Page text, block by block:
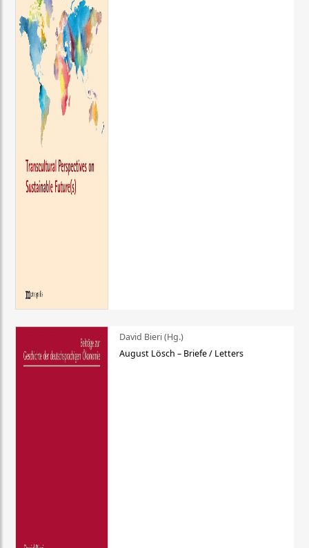
David Bieri (Hg.)
August Lösch – Briefe / Letters